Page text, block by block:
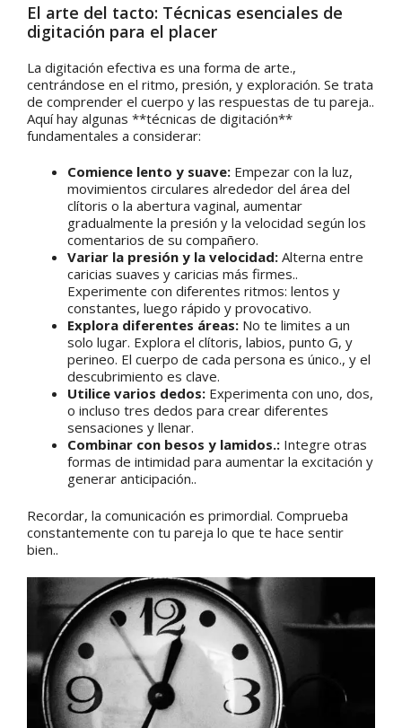
El arte del tacto: Técnicas esenciales de
digitación para el placer
La digitación efectiva es una forma de arte.,
centrándose en el ritmo, presión, y exploración. Se trata
de comprender el cuerpo y las respuestas de tu pareja..
Aquí hay algunas **técnicas de digitación**
fundamentales a considerar:
Comience lento y suave: Empezar con la luz,
movimientos circulares alrededor del área del
clítoris o la abertura vaginal, aumentar
gradualmente la presión y la velocidad según los
comentarios de su compañero.
Variar la presión y la velocidad: Alterna entre
caricias suaves y caricias más firmes..
Experimente con diferentes ritmos: lentos y
constantes, luego rápido y provocativo.
Explora diferentes áreas: No te limites a un
solo lugar. Explora el clítoris, labios, punto G, y
perineo. El cuerpo de cada persona es único., y el
descubrimiento es clave.
Utilice varios dedos: Experimenta con uno, dos,
o incluso tres dedos para crear diferentes
sensaciones y llenar.
Combinar con besos y lamidos.: Integre otras
formas de intimidad para aumentar la excitación y
generar anticipación..
Recordar, la comunicación es primordial. Comprueba
constantemente con tu pareja lo que te hace sentir
bien..